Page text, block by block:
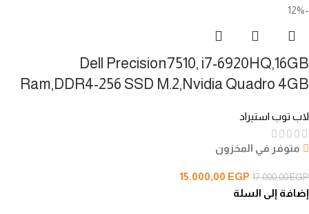
-12%
Dell Precision7510, i7-6920HQ,16GB
Ram,DDR4-256 SSD M.2,Nvidia Quadro 4GB
لاب توب استيراد
متوفر في المخزون
17.000,00EGP
15.000,00 EGP
إضافة إلى السلة